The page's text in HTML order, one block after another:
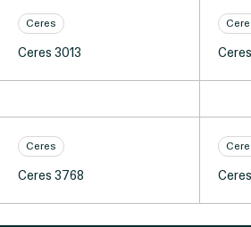
Ceres
Ceres 3013
Ceres
Ceres 3768